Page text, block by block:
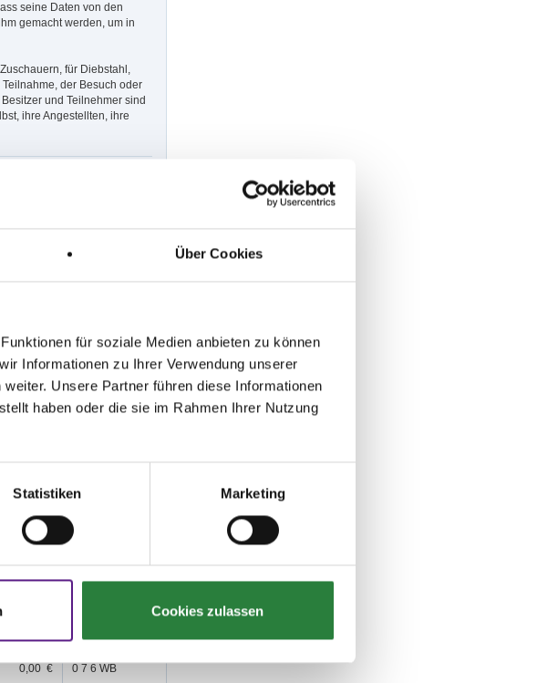
Über Cookies
für soziale Medien anbieten zu können
Informationen zu Ihrer Verwendung unserer
Unsere Partner führen diese Informationen
haben oder die sie im Rahmen Ihrer Nutzung
Statistiken Marketing
Cookies zulassen
seine Daten von den
gemacht werden, um in
für Diebstahl,
der Besuch oder
und Teilnehmer sind
ihre Angestellten, ihre
0,00 € 0 WB
0 WB
0,00 € 0 7 6 WB